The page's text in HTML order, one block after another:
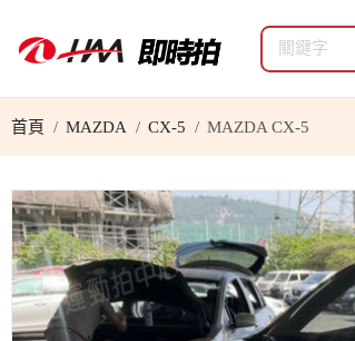
首頁 MAZDA CX-5 MAZDA CX-5